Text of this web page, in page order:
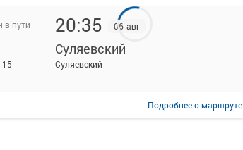
в пути 20:35 06 авг
Суляевский
Суляевский
Подробнеео маршруте